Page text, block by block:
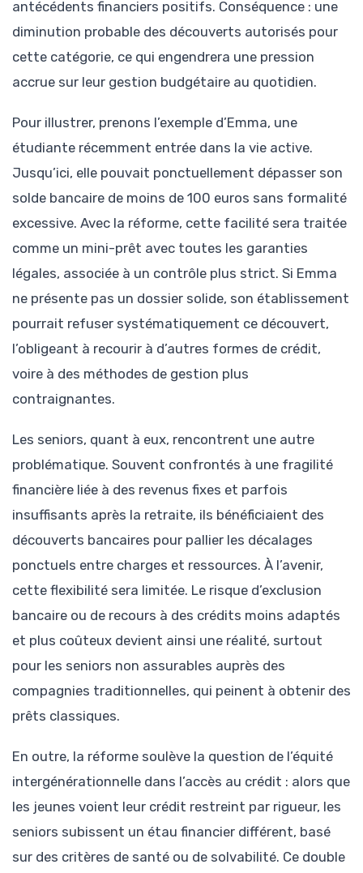
antécédents financiers positifs. Conséquence : une
diminution probable des découverts autorisés pour
cette catégorie, ce qui engendrera une pression
accrue sur leur gestion budgétaire au quotidien.
Pour illustrer, prenons l’exemple d’Emma, une
étudiante récemment entrée dans la vie active.
Jusqu’ici, elle pouvait ponctuellement dépasser son
solde bancaire de moins de 100 euros sans formalité
excessive. Avec la réforme, cette facilité sera traitée
comme un mini-prêt avec toutes les garanties
légales, associée à un contrôle plus strict. Si Emma
ne présente pas un dossier solide, son établissement
pourrait refuser systématiquement ce découvert,
l’obligeant à recourir à d’autres formes de crédit,
voire à des méthodes de gestion plus
contraignantes.
Les seniors, quant à eux, rencontrent une autre
problématique. Souvent confrontés à une fragilité
financière liée à des revenus fixes et parfois
insuffisants après la retraite, ils bénéficiaient des
découverts bancaires pour pallier les décalages
ponctuels entre charges et ressources. À l’avenir,
cette flexibilité sera limitée. Le risque d’exclusion
bancaire ou de recours à des crédits moins adaptés
et plus coûteux devient ainsi une réalité, surtout
pour les seniors non assurables auprès des
compagnies traditionnelles, qui peinent à obtenir des
prêts classiques.
En outre, la réforme soulève la question de l’équité
intergénérationnelle dans l’accès au crédit : alors que
les jeunes voient leur crédit restreint par rigueur, les
seniors subissent un étau financier différent, basé
sur des critères de santé ou de solvabilité. Ce double